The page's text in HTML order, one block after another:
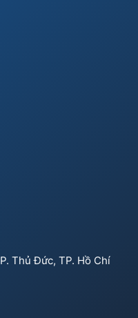
Thủ Đức, TP. Hồ Chí